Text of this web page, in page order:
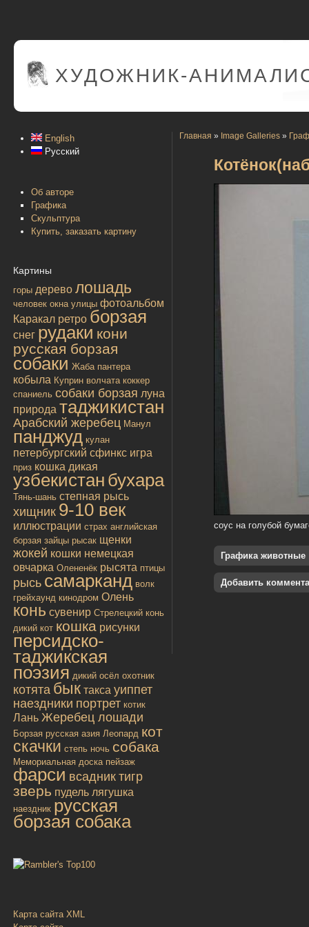
ХУДОЖНИК-
English
Русский
Об авторе
Графика
Скульптура
Купить, заказать картину
Картины
горы дерево лошадь
человек окна улицы фотоальбом
Каракал ретро борзая
снег рудаки кони
русская борзая
собаки Жаба пантера
кобыла Куприн волчата коккер
спаниель собаки борзая луна
природа таджикистан
Арабский жеребец Манул
панджуд кулан
петербургский сфинкс игра
приз кошка дикая
узбекистан бухара
Тянь-шань степная рысь
хищник 9-10 век
иллюстрации страх английская
борзая зайцы рысак щенки
жокей кошки немецкая
овчарка Олененёк рысята птицы
рысь самарканд волк
грейхаунд кинодром Олень
конь сувенир Стрелецкий конь
дикий кот кошка рисунки
персидско-
таджикская
поэзия дикий осёл охотник
котята бык такса уиппет
наездники портрет котик
Лань Жеребец лошади
Борзая русская азия Леопард кот
скачки степь ночь собака
Мемориальная доска пейзаж
фарси всадник тигр
зверь пудель лягушка
наездник русская
борзая собака
Карта сайта XML
Главная » Image Galleries »
соус на голубой
Графика животные
Добавить